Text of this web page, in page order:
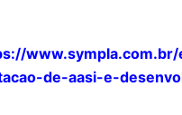
de-aasi-e-